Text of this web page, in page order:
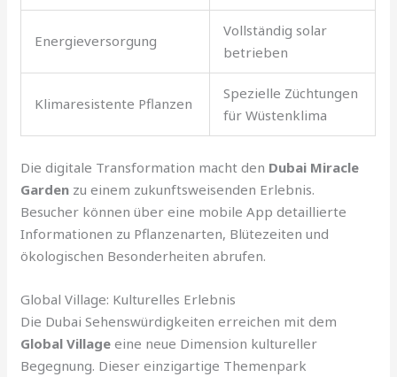
Energieversorgung
Vollständig solar
betrieben
Klimaresistente Pflanzen
Spezielle Züchtungen
für Wüstenklima
Die digitale Transformation macht den Dubai Miracle
Garden zu einem zukunftsweisenden Erlebnis.
Besucher können über eine mobile App detaillierte
Informationen zu Pflanzenarten, Blütezeiten und
ökologischen Besonderheiten abrufen.
Global Village: Kulturelles Erlebnis
Die Dubai Sehenswürdigkeiten erreichen mit dem
Global Village eine neue Dimension kultureller
Begegnung. Dieser einzigartige Themenpark